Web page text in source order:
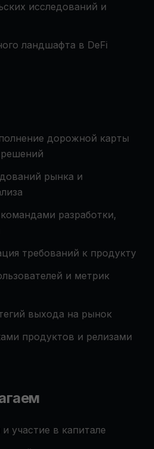
исследований и
ландшафта в DeFi
дорожной карты
решений
рынка и
разработки,
требований к продукту
и метрик
выхода на рынок
продуктов и релизами
участие в капитале